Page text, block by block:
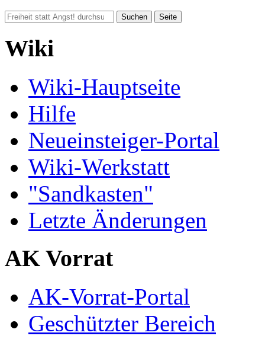
Wiki
Wiki-Hauptseite
Hilfe
Neueinsteiger-Portal
Wiki-Werkstatt
"Sandkasten"
Letzte Änderungen
AK Vorrat
AK-Vorrat-Portal
Geschützter Bereich